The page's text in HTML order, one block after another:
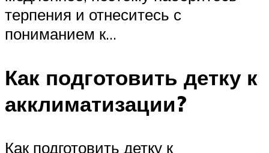
терпения и отнеситесь с
пониманием к…
Как подготовить детку к
акклиматизации?
Как подготовить детку к